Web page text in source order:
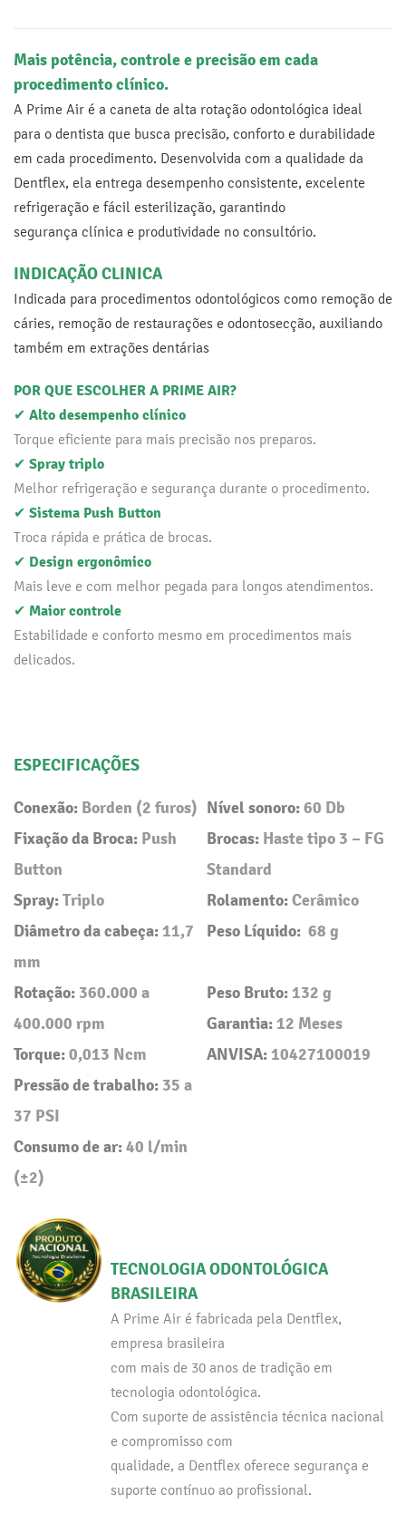
Mais potência, controle e precisão em cada
procedimento clínico.
A Prime Air é a caneta de alta rotação odontológica ideal
para o dentista que busca precisão, conforto e durabilidade
em cada procedimento. Desenvolvida com a qualidade da
Dentflex, ela entrega desempenho consistente, excelente
refrigeração e fácil esterilização, garantindo
segurança clínica e produtividade no consultório.
INDICAÇÃO CLINICA
Indicada para procedimentos odontológicos como remoção de
cáries, remoção de restaurações e odontosecção, auxiliando
também em extrações dentárias
POR QUE ESCOLHER A PRIME AIR?
✔ Alto desempenho clínico
Torque eficiente para mais precisão nos preparos.
✔ Spray triplo
Melhor refrigeração e segurança durante o procedimento.
✔ Sistema Push Button
Troca rápida e prática de brocas.
✔ Design ergonômico
Mais leve e com melhor pegada para longos atendimentos.
✔ Maior controle
Estabilidade e conforto mesmo em procedimentos mais
delicados.
ESPECIFICAÇÕES
Conexão: Borden (2 furos)
Fixação da Broca: Push
Button
Spray:Triplo
Diâmetro da cabeça:11,7
mm
Rotação: 360.000 a
400.000 rpm
Torque:0,013 Ncm
Pressão de trabalho: 35 a
37 PSI
Consumo de ar:40 l/min
(±2)
Nível sonoro:60 Db
Brocas: Haste tipo 3 – FG
Standard
Rolamento:Cerâmico
Peso Líquido:68 g
Peso Bruto:132 g
Garantia:12 Meses
ANVISA:10427100019
TECNOLOGIA ODONTOLÓGICA
BRASILEIRA
A Prime Air é fabricada pela Dentflex,
empresa brasileira
com mais de 30 anos de tradição em
tecnologia odontológica.
Com suporte de assistência técnica nacional
e compromisso com
qualidade, a Dentflex oferece segurança e
suporte contínuo ao profissional.